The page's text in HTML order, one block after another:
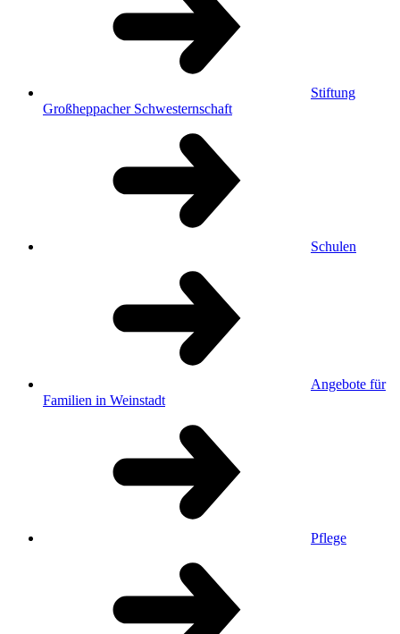
Stiftung
Großheppacher Schwesternschaft
Schulen
Angebote für
Familien in Weinstadt
Pflege